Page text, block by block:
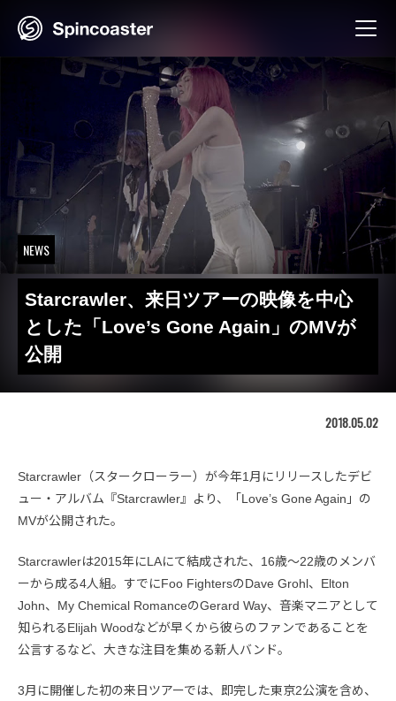
NEWS
Starcrawler、来日ツアーの映像を中心
とした「Love’s Gone Again」のMVが
公開
2018.05.02
Starcrawler（スタークローラー）が今年1月にリリースしたデビ
ュー・アルバム『Starcrawler』より、「Love’s Gone Again」の
MVが公開された。
Starcrawlerは2015年にLAにて結成された、16歳〜22歳のメンバ
ーから成る4人組。すでにFoo FightersのDave Grohl、Elton
John、My Chemical RomanceのGerard Way、音楽マニアとして
知られるElijah Woodなどが早くから彼らのファンであることを
公言するなど、大きな注目を集める新人バンド。
3月に開催した初の来日ツアーでは、即完した東京2公演を含め、